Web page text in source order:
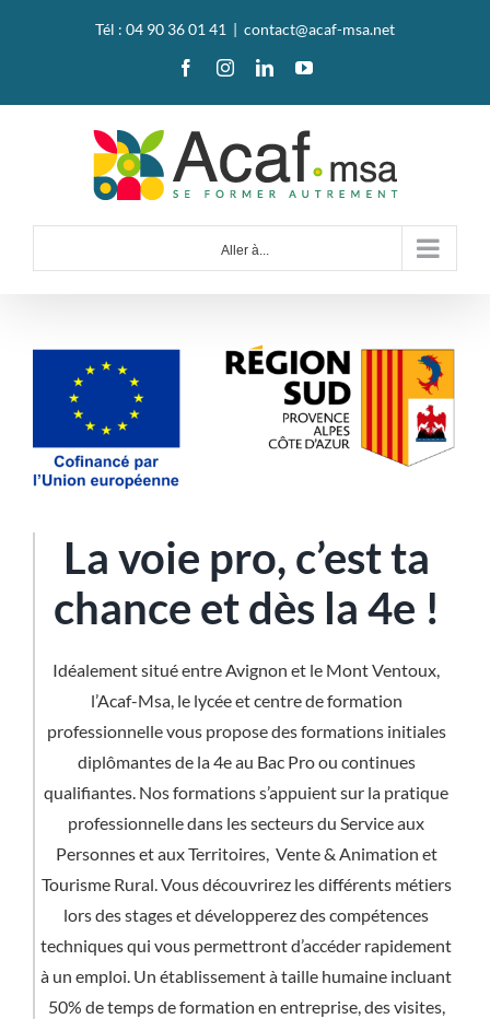
Tél : 04 90 36 01 41 | contact@acaf-msa.net
FacebookInstagramLinkedInYouTube
Aller à...
La voie pro, c’est ta
chance et dès la 4e !
Idéalement situé entre Avignon et le Mont Ventoux,
l’Acaf-Msa, le lycée et centre de formation
professionnelle vous propose des formations initiales
diplômantes de la 4e au Bac Pro ou continues
qualifiantes. Nos formations s’appuient sur la pratique
professionnelle dans les secteurs du Service aux
Personnes et aux Territoires, Vente & Animation et
Tourisme Rural. Vous découvrirez les différents métiers
lors des stages et développerez des compétences
techniques qui vous permettront d’accéder rapidement
à un emploi. Un établissement à taille humaine incluant
50% de temps de formation en entreprise, des visites,